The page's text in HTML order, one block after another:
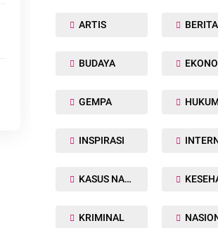
ARTIS BERITA
BUDAYA
GEMPA
INSPIRASI
KASUS NARKOBA KESEHATAN
KRIMINAL